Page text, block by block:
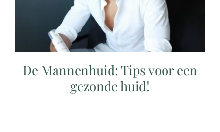
De Mannenhuid: Tips voor een
gezonde huid!